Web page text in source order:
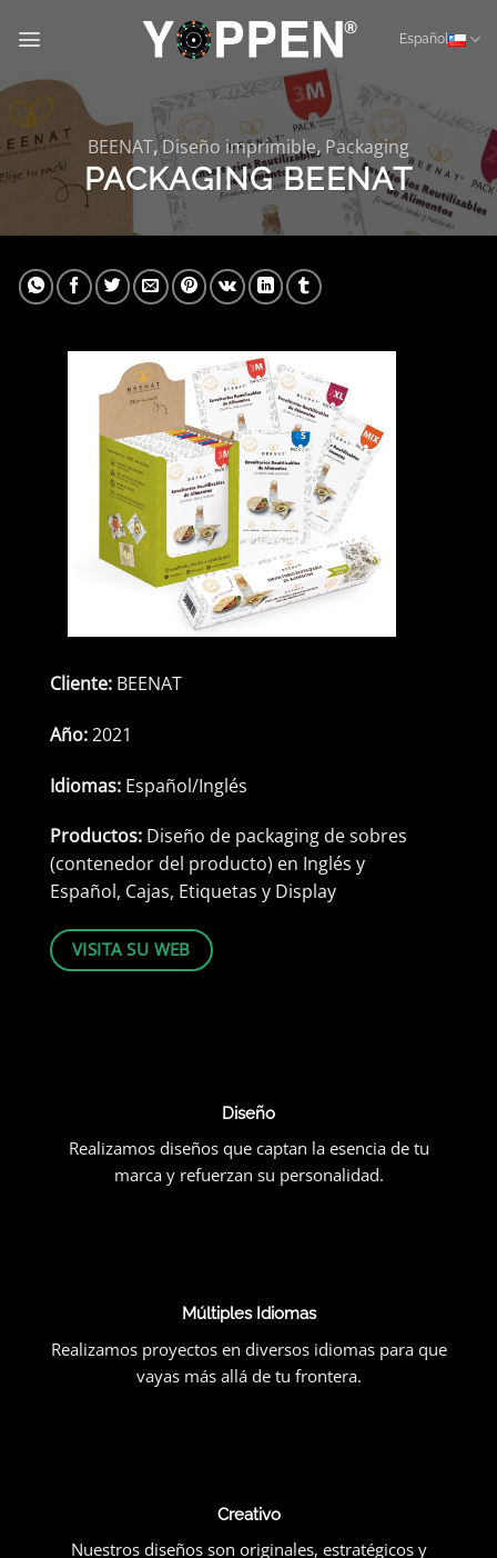
Español
BEENAT,Diseño imprimible, Packaging
PACKAGING BEENAT
Cliente: BEENAT
Año:2021
Idiomas: Español/Inglés
Productos: Diseño de packaging de sobres
(contenedor del producto) en Inglés y
Español, Cajas, Etiquetas y Display
VISITA SU WEB
Diseño
Realizamos diseños que captan la esencia de tu
marca y refuerzan su personalidad.
Múltiples Idiomas
Realizamos proyectos en diversos idiomas para que
vayas más allá de tu frontera.
Creativo
Nuestros diseños son originales, estratégicos y